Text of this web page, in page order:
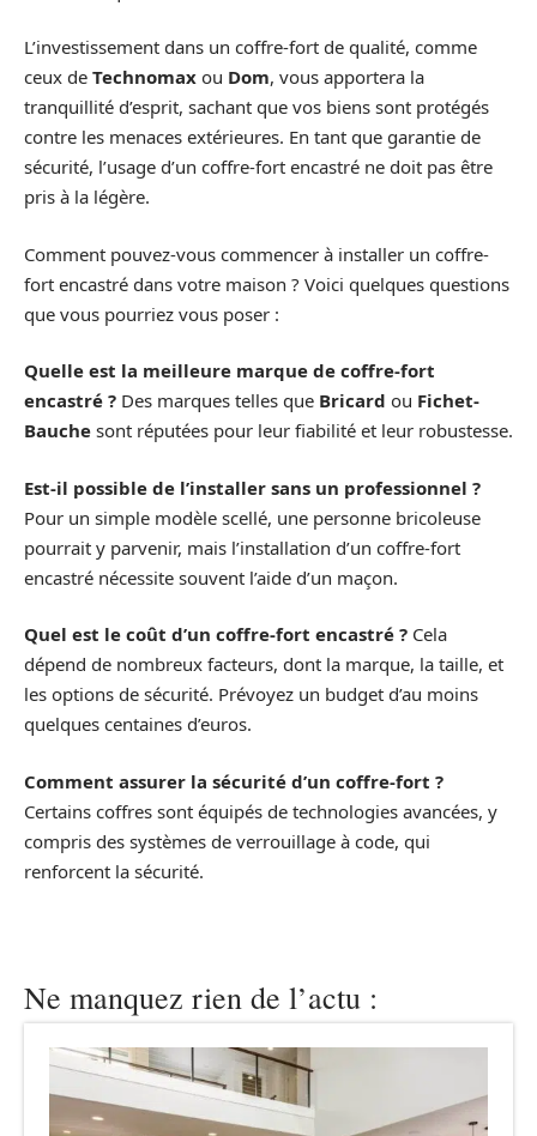
L’investissement dans un coffre-fort de qualité, comme
ceux de Technomax ou Dom, vous apportera la
tranquillité d’esprit, sachant que vos biens sont protégés
contre les menaces extérieures. En tant que garantie de
sécurité, l’usage d’un coffre-fort encastré ne doit pas être
pris à la légère.
Comment pouvez-vous commencer à installer un coffre-
fort encastré dans votre maison ? Voici quelques questions
que vous pourriez vous poser :
Quelle est la meilleure marque de coffre-fort
encastré ? Des marques telles que Bricard ou Fichet-
Bauche sont réputées pour leur fiabilité et leur robustesse.
Est-il possible de l’installer sans un professionnel ?
Pour un simple modèle scellé, une personne bricoleuse
pourrait y parvenir, mais l’installation d’un coffre-fort
encastré nécessite souvent l’aide d’un maçon.
Quel est le coût d’un coffre-fort encastré ? Cela
dépend de nombreux facteurs, dont la marque, la taille, et
les options de sécurité. Prévoyez un budget d’au moins
quelques centaines d’euros.
Comment assurer la sécurité d’un coffre-fort ?
Certains coffres sont équipés de technologies avancées, y
compris des systèmes de verrouillage à code, qui
renforcent la sécurité.
Ne manquez rien de l’actu :